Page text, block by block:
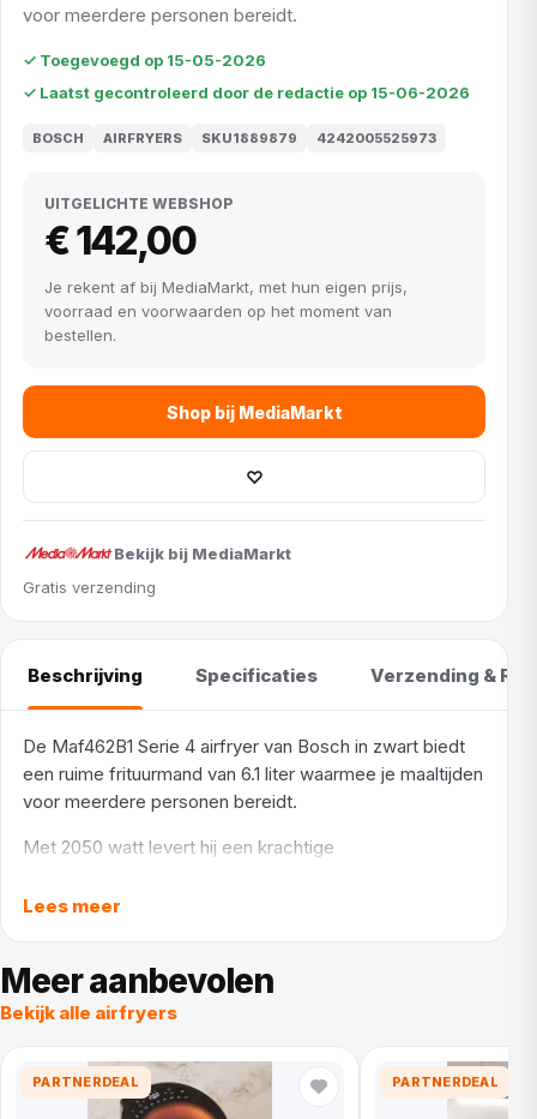
voor meerdere personen bereidt.
✓ Toegevoegd op 15-05-2026
✓ Laatst gecontroleerd door de redactie op 15-06-2026
BOSCH AIRFRYERS SKU1889879 4242005525973
UITGELICHTE WEBSHOP
€ 142,00
Je rekent af bij MediaMarkt, met hun eigen prijs,
voorraad en voorwaarden op het moment van
bestellen.
Shop bij MediaMarkt
♡
Bekijk bij MediaMarkt
Gratis verzending
Beschrijving Specificaties Verzending &
De Maf462B1 Serie 4 airfryer van Bosch in zwart biedt
een ruime frituurmand van 6.1 liter waarmee je maaltijden
voor meerdere personen bereidt.
Met 2050 watt levert hij een krachtige
in van 40 °C tot 200 °C via de touchbediening. De
Het meegeleverde roosterplaatje helpt je gerechten
gelijkmatig te garen. Dankzij de
tijdens elke kookbeurt. De airfryer beschikt over een
mand en een stroomkabel van 0.9 m. Dankzij het
Lees meer
Meer aanbevolen
Bekijk alle airfryers
PARTNERDEAL PARTNERDEAL